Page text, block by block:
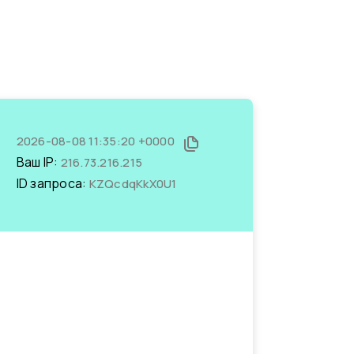
2026-08-08 11:35:20 +0000
Ваш IP: 216.73.216.215
ID запроса: KZQcdqKkX0U1